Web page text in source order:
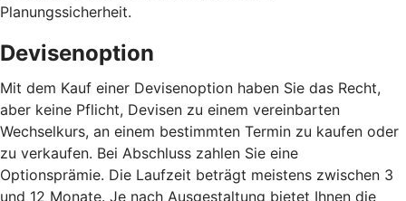
Planungssicherheit.
Devisenoption
Mit dem Kauf einer Devisenoption haben Sie das Recht,
aber keine Pflicht, Devisen zu einem vereinbarten
Wechselkurs, an einem bestimmten Termin zu kaufen oder
zu verkaufen. Bei Abschluss zahlen Sie eine
Optionsprämie. Die Laufzeit beträgt meistens zwischen 3
und 12 Monate. Je nach Ausgestaltung bietet Ihnen die